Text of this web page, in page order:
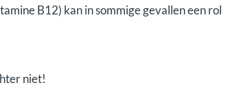
B12) kan in sommige gevallen een rol
niet!